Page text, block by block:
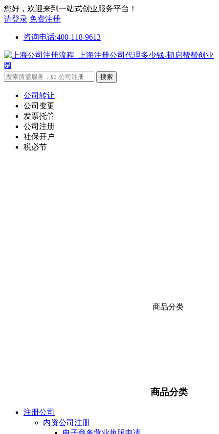
您好，欢迎来到一站式创业服务平台！
请登录 免费注册
咨询电话:400-118-9613
公司转让
公司变更
发票托管
公司注册
社保开户
税必节
商品分类
商品分类
注册公司
内资公司注册